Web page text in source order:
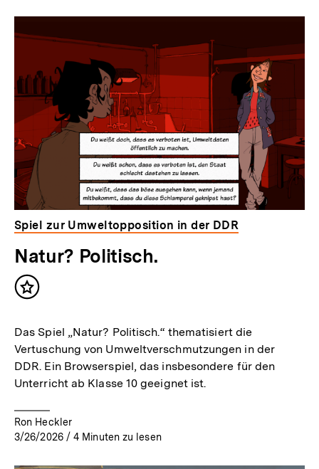
Spiel zur Umweltopposition in der DDR
Natur? Politisch.
Inhalt
Das Spiel „Natur? Politisch.“ thematisiert die
Vertuschung von Umweltverschmutzungen in der
DDR. Ein Browserspiel, das insbesondere für den
Unterricht ab Klasse 10 geeignet ist.
Ron Heckler
3/26/2026 / 4 Minuten zu lesen